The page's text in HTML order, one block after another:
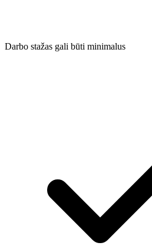
Darbo stažas gali būti minimalus